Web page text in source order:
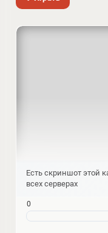
Есть скриншот этой
всех серверах
0